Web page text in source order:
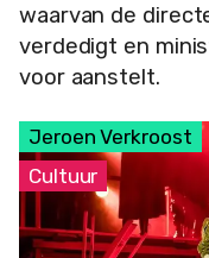
waarvan de
verdedigt en
voor aanstelt.
Jeroen Verkroost
Cultuur